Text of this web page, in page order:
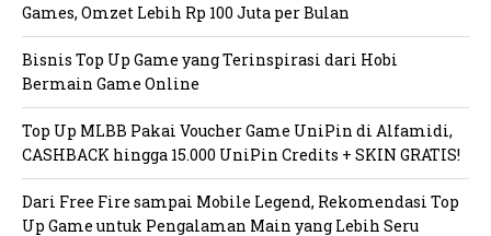
Games, Omzet Lebih Rp 100 Juta per Bulan
Bisnis Top Up Game yang Terinspirasi dari Hobi
Bermain Game Online
Top Up MLBB Pakai Voucher Game UniPin di Alfamidi,
CASHBACK hingga 15.000 UniPin Credits + SKIN GRATIS!
Dari Free Fire sampai Mobile Legend, Rekomendasi Top
Up Game untuk Pengalaman Main yang Lebih Seru